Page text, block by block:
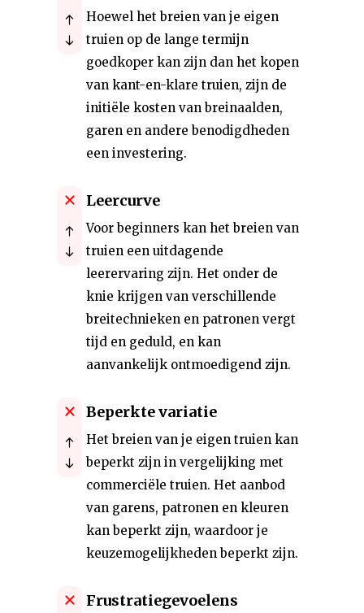
Hoewel het breien van je eigen
truien op de lange termijn
goedkoper kan zijn dan het kopen
van kant-en-klare truien, zijn de
initiële kosten van breinaalden,
garen en andere benodigdheden
een investering.
Leercurve
Voor beginners kan het breien van
truien een uitdagende
leerervaring zijn. Het onder de
knie krijgen van verschillende
breitechnieken en patronen vergt
tijd en geduld, en kan
aanvankelijk ontmoedigend zijn.
Beperkte variatie
Het breien van je eigen truien kan
beperkt zijn in vergelijking met
commerciële truien. Het aanbod
van garens, patronen en kleuren
kan beperkt zijn, waardoor je
keuzemogelijkheden beperkt zijn.
Frustratiegevoelens